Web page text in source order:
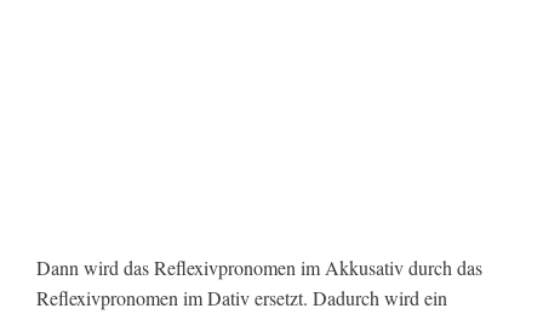
Dann wird das Reflexivpronomen im Akkusativ durch das
Reflexivpronomen im Dativ ersetzt. Dadurch wird ein